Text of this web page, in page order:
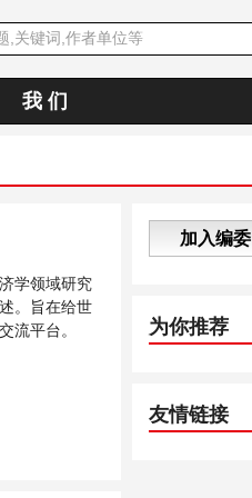
我 们
学领域研究
。旨在给世
流平台。
加入编委
为你推荐
友情链接